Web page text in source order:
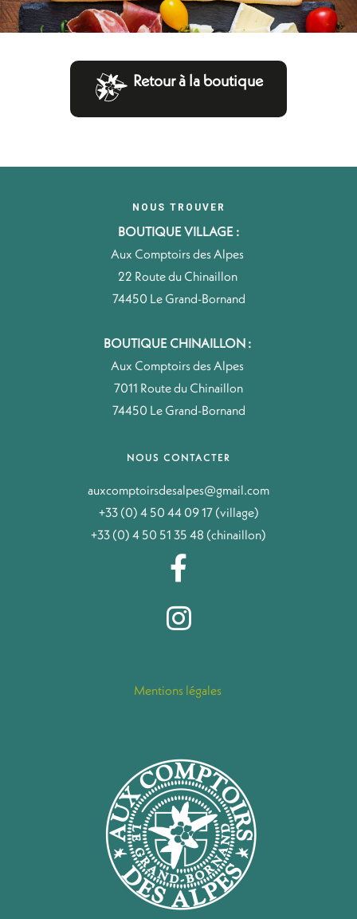
Retour à la boutique
NOUS TROUVER
BOUTIQUE VILLAGE :
Aux Comptoirs des Alpes
22 Route du Chinaillon
74450 Le Grand-Bornand
BOUTIQUE CHINAILLON :
Aux Comptoirs des Alpes
7011 Route du Chinaillon
74450 Le Grand-Bornand
NOUS CONTACTER
auxcomptoirsdesalpes@gmail.com
+33 (0) 4 50 44 09 17 (village)
+33 (0) 4 50 51 35 48 (chinaillon)
Mentions légales